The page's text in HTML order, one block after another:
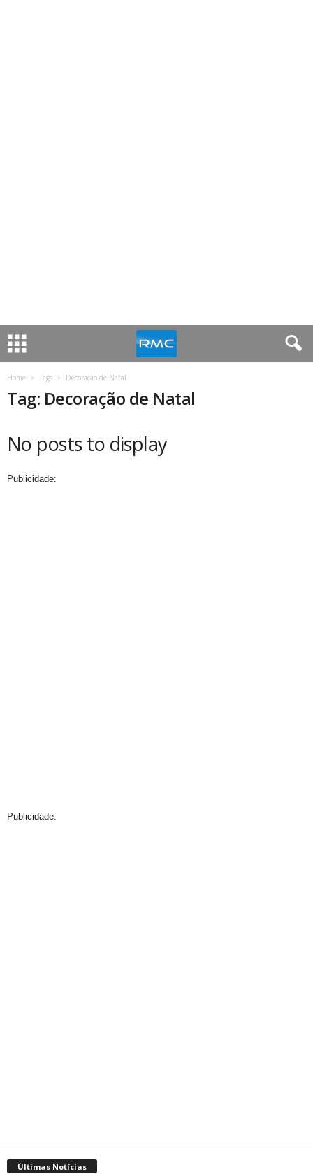
Home Tags Decoração de Natal
Tag: Decoração de Natal
No posts to display
Publicidade:
Publicidade:
Últimas Notícias